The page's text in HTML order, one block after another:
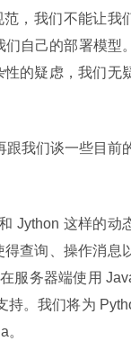
，我们不能让我
自己的部署模型。
的疑虑，我们无
跟我们谈一些目前
Jython 这样的动
查询、操作消息
服务器端使用
持。我们将为